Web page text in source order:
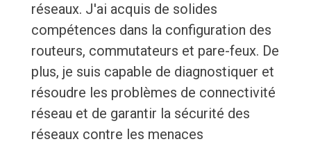
réseaux. J'ai acquis de solides
compétences dans la configuration des
routeurs, commutateurs et pare-feux. De
plus, je suis capable de diagnostiquer et
résoudre les problèmes de connectivité
réseau et de garantir la sécurité des
réseaux contre les menaces